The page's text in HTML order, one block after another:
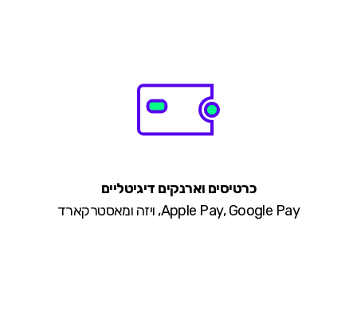
כרטיסים וארנקים דיגיטליים
Apple Pay, Google Pay, ויזה ומאסטרקארד